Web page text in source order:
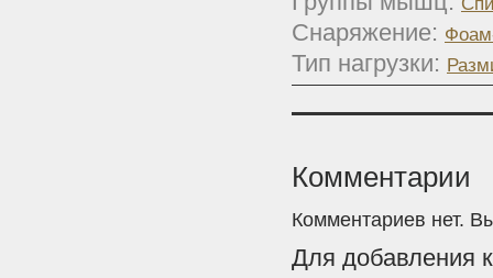
Снаряжение:
Тип нагрузки:
Комментарии
Комментариев нет.
Для добавления